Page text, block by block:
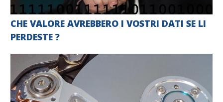
CHE VALORE AVREBBERO I VOSTRI DATI SE LI
PERDESTE ?